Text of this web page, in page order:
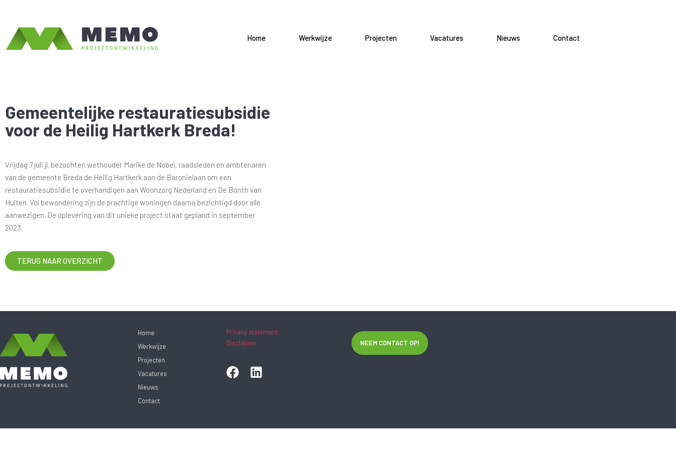
Home Werkwijze Projecten Vacatures Nieuws Contact
Gemeentelijke restauratiesubsidie
voor de Heilig Hartkerk Breda!
Vrijdag 7 juli jl. bezochten wethouder Marike de Nobel, raadsleden en ambtenaren
van de gemeente Breda de Heilig Hartkerk aan de Baronielaan om een
restauratiesubsidie te overhandigen aan Woonzorg Nederland en De Bonth van
Hulten. Vol bewondering zijn de prachtige woningen daarna bezichtigd door alle
aanwezigen. De oplevering van dit unieke project staat gepland in september
2023.
TERUG NAAR OVERZICHT
Home
Werkwijze
Projecten
Vacatures
Nieuws
Contact
Privacy statement
Disclaimer
NEEM CONTACT OP!